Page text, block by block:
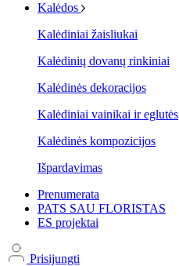
Kalėdos
Kalėdiniai žaisliukai
Kalėdinių dovanų rinkiniai
Kalėdinės dekoracijos
Kalėdiniai vainikai ir eglutės
Kalėdinės kompozicijos
Išpardavimas
Prenumerata
PATS SAU FLORISTAS
ES projektai
Prisijungti